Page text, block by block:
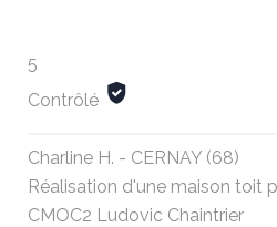
5
Contrôlé
Charline H. - CERNAY (68)
Réalisation d'une maison toit
CMOC2 Ludovic Chaintrier